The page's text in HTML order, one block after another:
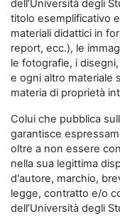
dell’Università degli
titolo esemplificativo
materiali didattici in
report, ecc.), le
le fotografie, i
e ogni altro materiale
materia di proprietà
Colui che pubblica
garantisce
oltre a non essere
nella sua legittima
d'autore, marchio,
legge, contratto e/o
dell’Università degli